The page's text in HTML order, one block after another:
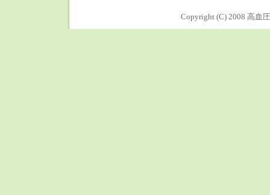
Copyright (C) 2008 高血